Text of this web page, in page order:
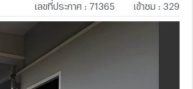
เลขที่ประกาศ 71365 เข้าชม 329